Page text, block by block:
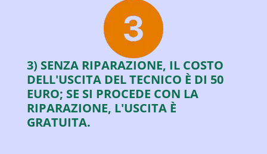
3) SENZA RIPARAZIONE, IL COSTO
DELL'USCITA DEL TECNICO È DI 50
EURO; SE SI PROCEDE CON LA
RIPARAZIONE, L'USCITA È
GRATUITA.